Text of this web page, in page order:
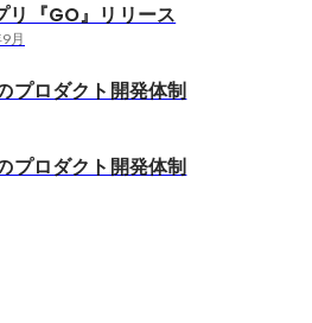
リ『GO』リリース
月
プロダクト開発体制
プロダクト開発体制